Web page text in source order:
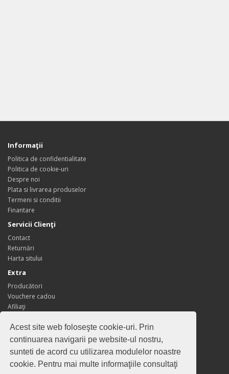
Acest site web foloseşte cookie-uri. Prin
continuarea navigarii pe website-ul nostru,
sunteti de acord cu utilizarea modulelor noastre
cookie. Pentru mai multe informaţiile consultaţi
Informaţii
Politica de confidentialitate
Politica de cookie-uri
Despre noi
Plata si livrarea produselor
Termeni si conditii
Finantare
Servicii Clienţi
Contact
Returnări
Harta sitului
Extra
Producători
Vouchere cadou
Afiliaţi
Contul meu
Contul meu
Istoric comenzi
Wish List